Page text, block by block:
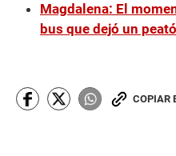
Magdalena: El
bus que dejó un
COPIAR